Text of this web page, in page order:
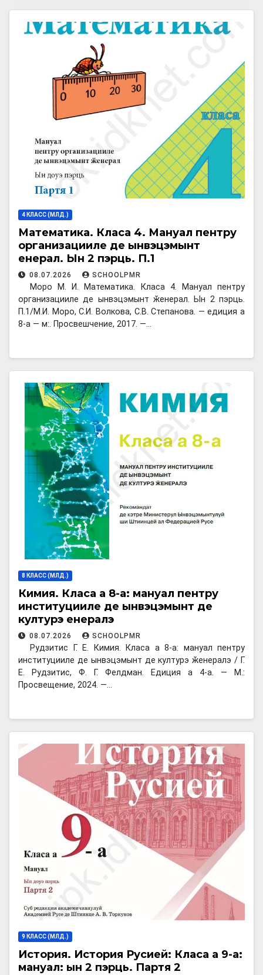
4 КЛАСС (МЛД.)
Математика. Класа 4. Мануал пентру
организацииле де ынвэцэмынт
ӂенерал. Ын 2 пэрць. П.1
08.07.2026 SCHOOLPMR
Моро М. И. Математика. Класа 4. Мануал пентру
организацииле де ынвэцэмынт ӂенерал. Ын 2 пэрць.
П.1/М.И. Моро, С.И. Волкова, С.В. Степанова. — едиция а
8-а — м:. Просвешчение, 2017. —…
8 КЛАСС (МЛД.)
Кимия. Класа а 8-а: мануал пентру
институцииле де ынвэцэмынт де
културэ ӂенералэ
08.07.2026 SCHOOLPMR
Рудзитис Г. Е. Кимия. Класа а 8-а: мануал пентру
институцииле де ынвэцэмынт де културэ ӂенералэ / Г.
Е. Рудзитис, Ф. Г. Фелдман. Едиция а 4-а. — М.:
Просвещение, 2024. —…
9 КЛАСС (МЛД.)
История. История Русией: Класа а 9-а:
мануал: ын 2 пэрць. Партя 2